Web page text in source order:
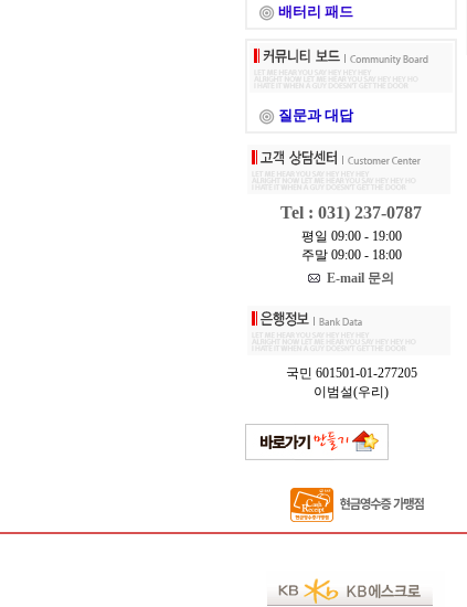
배터리 패드
질문과 대답
Tel : 031) 237-0787
평일 09:00 - 19:00
주말 09:00 - 18:00
E-mail 문의
국민 601501-01-277205
이범설(우리)